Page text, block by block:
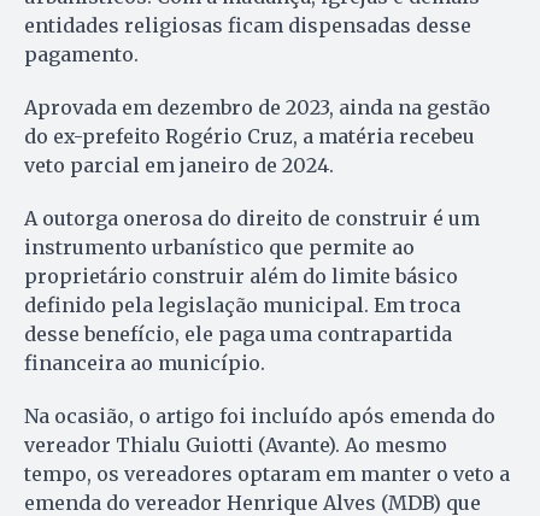
entidades religiosas ficam dispensadas desse
pagamento.
Aprovada em dezembro de 2023, ainda na gestão
do ex-prefeito Rogério Cruz, a matéria recebeu
veto parcial em janeiro de 2024.
A outorga onerosa do direito de construir é um
instrumento urbanístico que permite ao
proprietário construir além do limite básico
definido pela legislação municipal. Em troca
desse benefício, ele paga uma contrapartida
financeira ao município.
Na ocasião, o artigo foi incluído após emenda do
vereador Thialu Guiotti (Avante). Ao mesmo
tempo, os vereadores optaram em manter o veto a
emenda do vereador Henrique Alves (MDB) que